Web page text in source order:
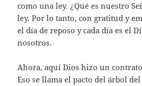
como una ley. ¿Qué es nuestro
ley. Por lo tanto, con gratitud y
el día de reposo y cada día es el
nosotros.
Ahora, aquí Dios hizo un
Eso se llama el pacto del árbol